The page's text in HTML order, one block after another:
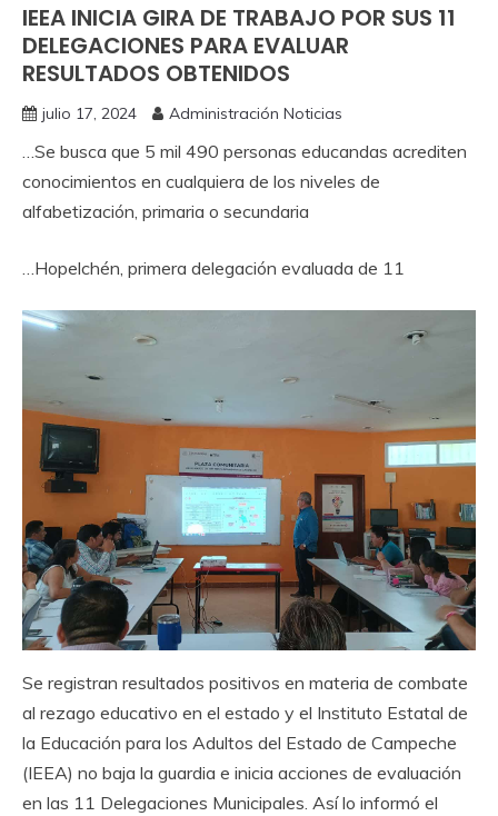
IEEA INICIA GIRA DE TRABAJO POR SUS 11
DELEGACIONES PARA EVALUAR
RESULTADOS OBTENIDOS
julio 17, 2024 Administración Noticias
…Se busca que 5 mil 490 personas educandas acrediten
conocimientos en cualquiera de los niveles de
alfabetización, primaria o secundaria
…Hopelchén, primera delegación evaluada de 11
Se registran resultados positivos en materia de combate
al rezago educativo en el estado y el Instituto Estatal de
la Educación para los Adultos del Estado de Campeche
(IEEA) no baja la guardia e inicia acciones de evaluación
en las 11 Delegaciones Municipales. Así lo informó el